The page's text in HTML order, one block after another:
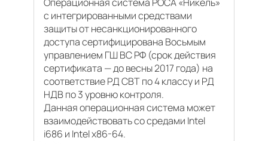
с интегрированными средствами
защиты от несанкционированного
доступа сертифицирована Восьмым
управлением ГШ ВС РФ (срок действия
сертификата — до весны 2017 года) на
соответствие РД СВТ по 4 классу и РД
НДВ по 3 уровню контроля.
Данная операционная система может
взаимодействовать со средами Intel
i686 и Intel x86-64.